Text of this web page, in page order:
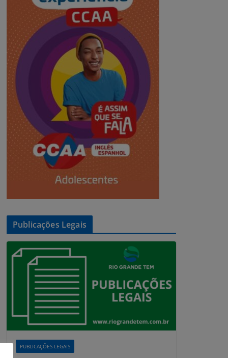
Publicações Legais
PUBLICAÇÕES LEGAIS